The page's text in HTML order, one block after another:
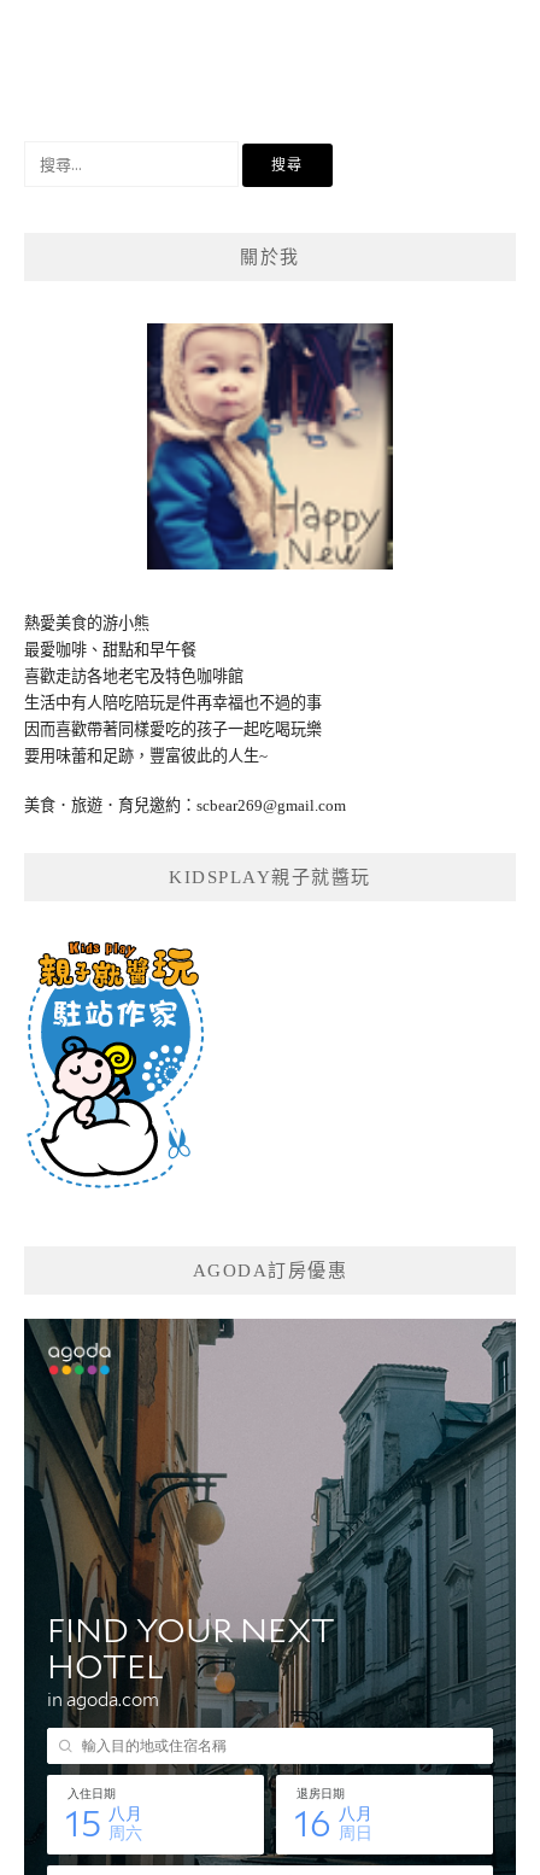
關於我
熱愛美食的游小熊
最愛咖啡、甜點和早午餐
喜歡走訪各地老宅及特色咖啡館
生活中有人陪吃陪玩是件再幸福也不過的事
因而喜歡帶著同樣愛吃的孩子一起吃喝玩樂
要用味蕾和足跡，豐富彼此的人生~
美食．旅遊．育兒邀約： scbear269@gmail.com
KIDSPLAY親子就醬玩
AGODA訂房優惠